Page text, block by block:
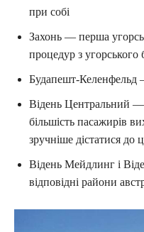
при собі
Захонь — перша
процедур з угорського
Будапешт-Келенфельд
Відень Центральний —
більшість пасажирів
зручніше дістатися до
Відень Мейдлинг і
відповідні райони